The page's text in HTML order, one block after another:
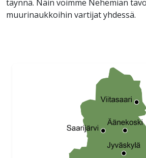
täynnä. Näin voimme Nehemian
muurinaukkoihin vartijat yhdessä.